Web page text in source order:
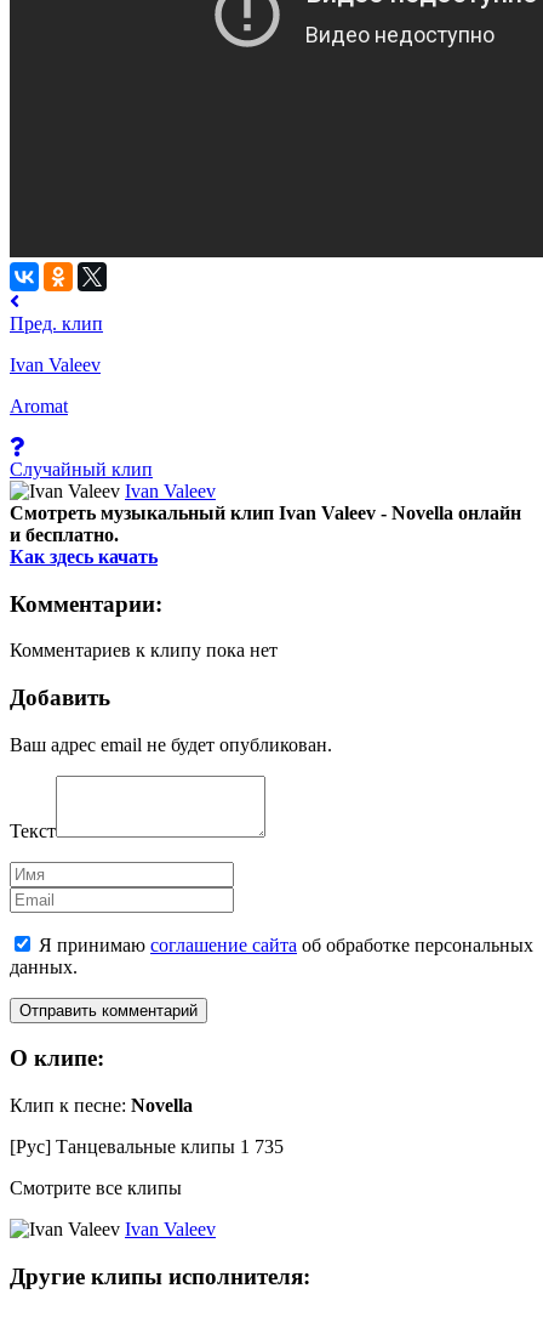
Пред. клип
Ivan Valeev
Aromat
Случайный клип
Ivan Valeev
Смотреть музыкальный клип Ivan Valeev - Novella онлайн
и бесплатно.
Как здесь качать
Комментарии:
Комментариев к клипу пока нет
Добавить
Ваш адрес email не будет опубликован.
Текст
Имя
Email
Я принимаю соглашение сайта об обработке персональных
данных.
О клипе:
Клип к песне: Novella
[Рус] Танцевальные клипы 1 735
Смотрите все клипы
Ivan Valeev
Другие клипы исполнителя: